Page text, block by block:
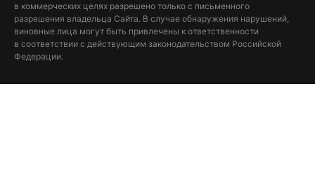
в коммерческих целях разрешено только с письменного
разрешения владельца Сайта. В случае обнаружения нарушений,
виновные лица могут быть привлечены к ответственности
в соответствии с действующим законодательством Российской
Федерации.